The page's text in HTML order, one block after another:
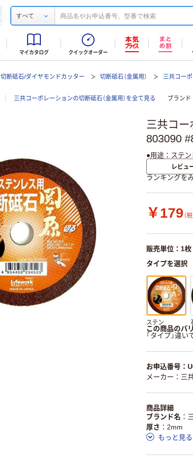
すべて
マイカタログ クイックオーダー
切断砥石/ダイヤモンドカッター 切断砥石（金属用） 三共コー
三共コーポレーションの切断砥石（金属用）を全て見る ブランド
三共コー
803090
●用途：ステン
レビュ
ランキングを
￥179 （
販売単位：1枚
タイプを選択
ステン
この商品のバ
「タイプ」違
お申込番号：
メーカー：三
商品詳細
ブランド名
厚さ
2mm
もっと見る